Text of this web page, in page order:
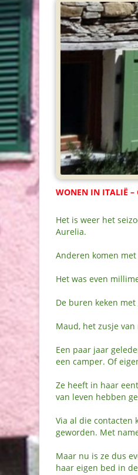
WONEN IN ITALIË
Het is weer het
Aurelia.
Anderen komen
Het was even
De buren keken
Maud, het zusje
Een paar jaar
een camper. Of
Ze heeft in haar
van leven hebben
Via al die contacten
geworden. Met
Maar nu is ze dus
haar eigen bed in